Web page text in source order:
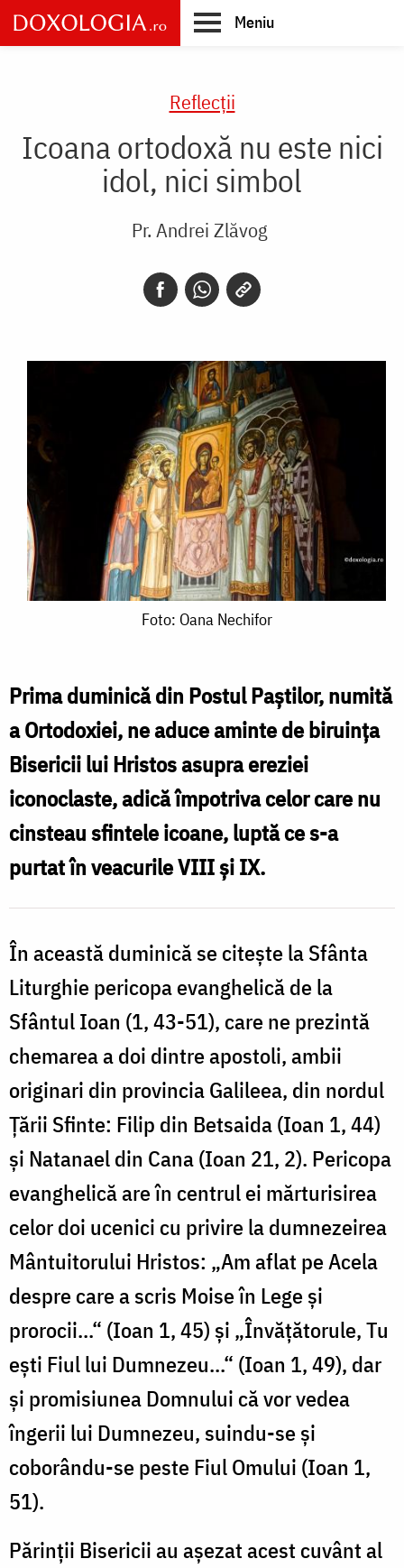
Skip
to
main
Meniu
Reflecții
Icoana ortodoxă nu este nici
idol, nici simbol
Pr. Andrei Zlăvog
Foto: Oana Nechifor
Prima duminică din Postul Paştilor, numită
a Ortodoxiei, ne aduce aminte de biruinţa
Bisericii lui Hristos asupra ereziei
iconoclaste, adică împotriva celor care nu
cinsteau sfintele icoane, luptă ce s-a
purtat în veacurile VIII şi IX.
În această duminică se citeşte la Sfânta
Liturghie pericopa evanghelică de la
Sfântul Ioan (1, 43-51), care ne prezintă
chemarea a doi dintre apostoli, ambii
originari din provincia Galileea, din nordul
Ţării Sfinte: Filip din Betsaida (Ioan 1, 44)
şi Natanael din Cana (Ioan 21, 2). Pericopa
evanghelică are în centrul ei mărturisirea
celor doi ucenici cu privire la dumnezeirea
Mântuitorului Hristos: „Am aflat pe Acela
despre care a scris Moise în Lege şi
prorocii...“ (Ioan 1, 45) şi „Învăţătorule, Tu
eşti Fiul lui Dumnezeu...“ (Ioan 1, 49), dar
şi promisiunea Domnului că vor vedea
îngerii lui Dumnezeu, suindu-se şi
coborându-se peste Fiul Omului (Ioan 1,
51).
Părinţii Bisericii au aşezat acest cuvânt al